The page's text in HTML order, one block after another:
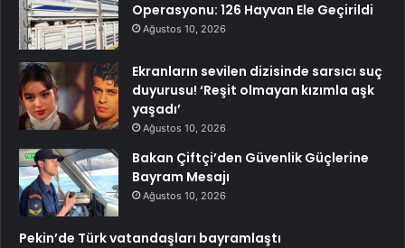
Operasyonu: 126 Hayvan Ele Geçirildi
Ağustos 10, 2026
Ekranların sevilen dizisinde sarsıcı suç
duyurusu! ‘Reşit olmayan kızımla aşk
yaşadı’
Ağustos 10, 2026
Bakan Çiftçi’den Güvenlik Güçlerine
Bayram Mesajı
Ağustos 10, 2026
Pekin’de Türk vatandaşları bayramlaştı